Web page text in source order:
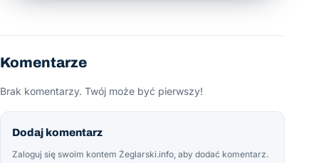
Komentarze
Brak komentarzy. Twój może być pierwszy!
Dodaj komentarz
Zaloguj się swoim kontem Żeglarski.info, aby dodać komentarz.